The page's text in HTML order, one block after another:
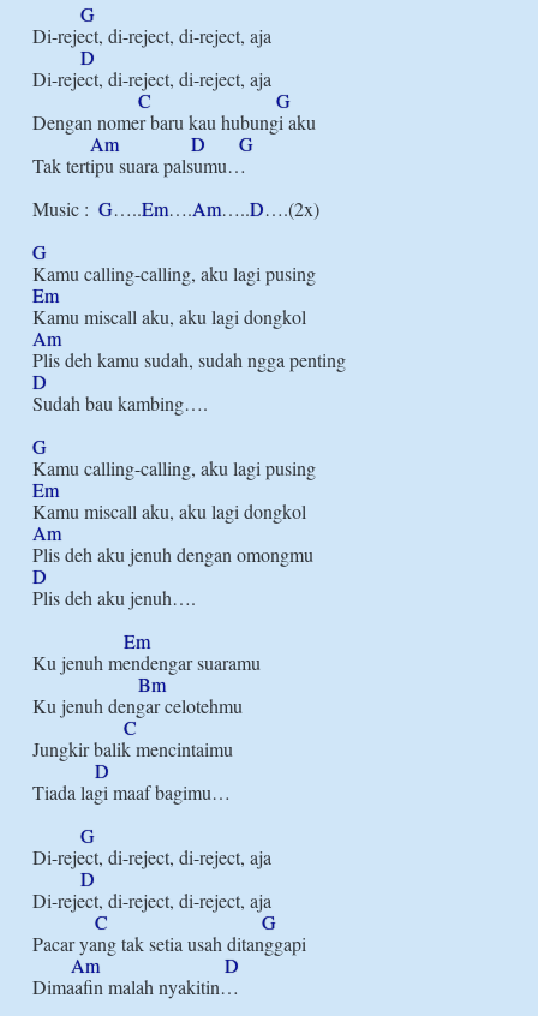
G
Di-reject, di-reject, di-reject, aja
D
Di-reject, di-reject, di-reject, aja
C
G
Dengan nomer baru kau hubungi aku
Am
D
G
Tak tertipu suara palsumu…
Music : G…..Em….Am…..D….(2x)
G
Em
Am
D
Sudah bau kambing….
G
Em
Am
D
Plis deh aku jenuh….
Em
Ku jenuh mendengar suaramu
Bm
Ku jenuh dengar celotehmu
C
Jungkir balik mencintaimu
D
Tiada lagi maaf bagimu…
G
Di-reject, di-reject, di-reject, aja
D
Di-reject, di-reject, di-reject, aja
C
G
Pacar yang tak setia usah ditanggapi
Am
D
Dimaafin malah nyakitin…